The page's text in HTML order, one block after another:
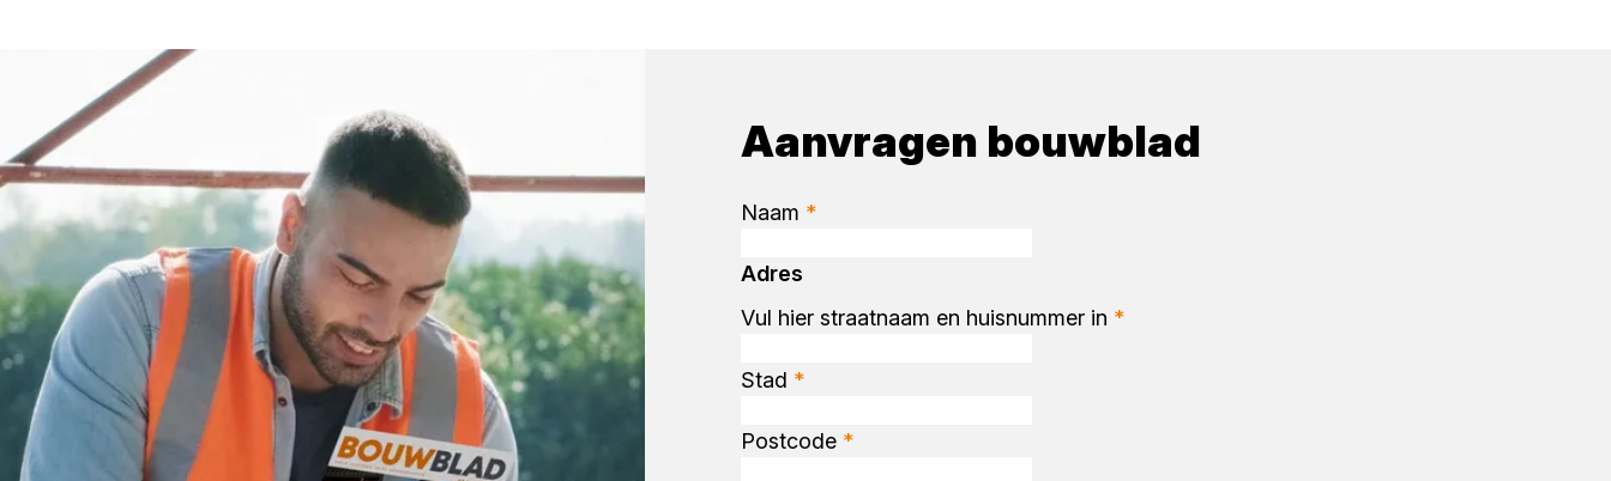
Aanvragen bouwblad
Naam *
Adres
Vul hier straatnaam en huisnummer in *
Stad *
Postcode *